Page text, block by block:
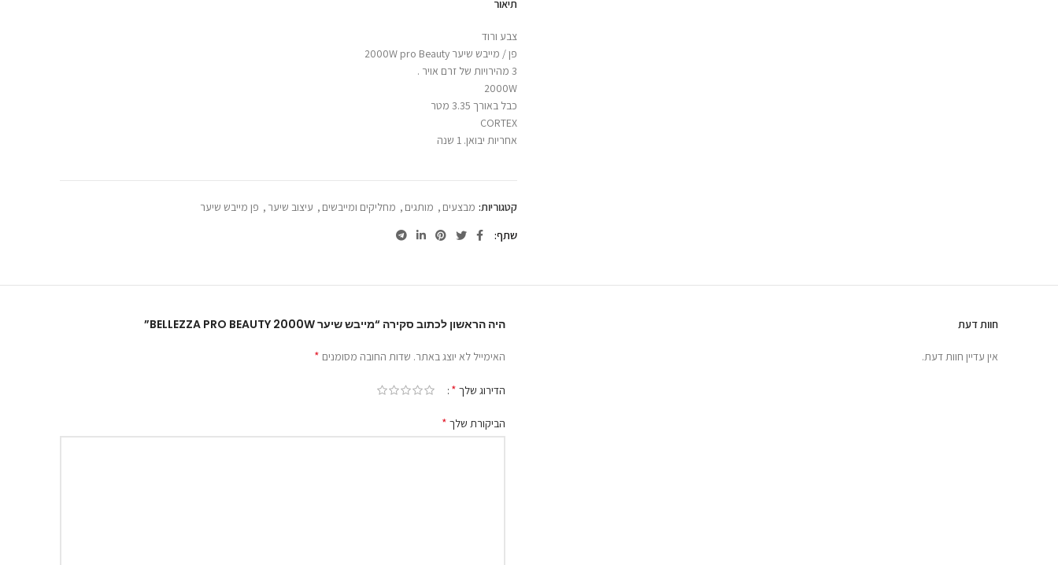
תיאור
צבע ורוד
פן / מייבש שיער 2000W pro Beauty
3 מהירויות של זרם אויר .
2000W
כבל באורך 3.35 מטר
CORTEX
אחריות יבואן. 1 שנה
קטגוריות: מבצעים , מותגים , מחליקים ומייבשים , עיצוב שיער , פן מייבש שיער
שתף
חוות דעת
אין עדיין חוות דעת.
היה הראשון לכתוב סקירה “מייבש שיער BELLEZZA PRO BEAUTY 2000W”
האימייל לא יוצג באתר. שדות החובה מסומנים *
הדירוג שלך *
הביקורת שלך *